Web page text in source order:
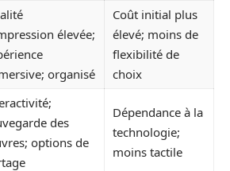
élevée;
organisé
Coût initial plus
élevé; moins de
flexibilité de
choix
des
options de
Dépendance à la
technologie;
moins tactile